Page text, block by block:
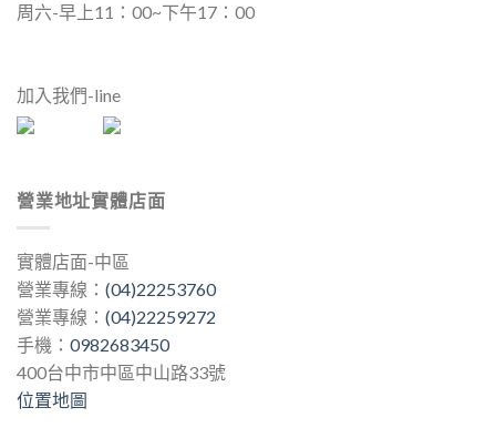
周六-早上11：00~下午17：00
加入我們-line
營業地址實體店面
實體店面-中區
營業專線： (04)22253760
營業專線： (04)22259272
手機： 0982683450
400台中市中區中山路33號
位置地圖